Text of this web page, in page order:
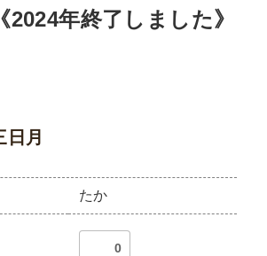
2024年終了しました》
日月
たか
0